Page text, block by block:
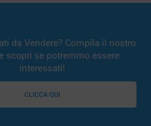
da Vendere? Compila il nostro
scopri se potremmo essere
interessati!
CLICCA QUI